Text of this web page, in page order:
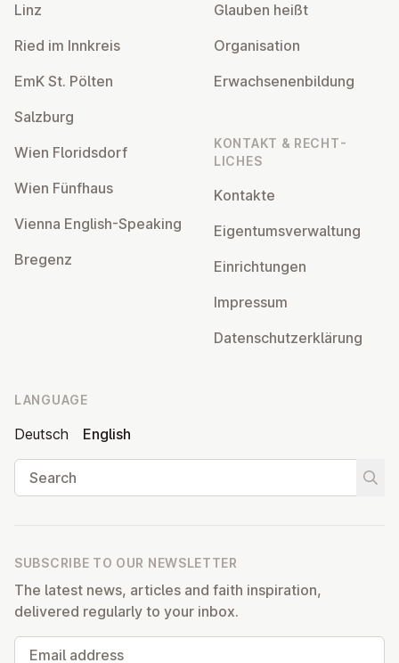
Linz
Ried im Innkreis
EmK St. Pölten
Salzburg
Wien Flor­idsdorf
Wien Fünfhaus
Vienna English-Speaking
Bregenz
Glauben heißt
Or­gan­isa­tion
Er­wach­sen­en­bildung
KONTAKT & RECHT­
LICHES
Kontakte
Ei­gentums­ver­wal­tung
Ein­rich­tun­gen
Impressum
Datens­chutzerklärung
LANGUAGE
Deutsch
English
Search
SUBSCRIBE TO OUR NEWSLETTER
The latest news, articles and faith inspiration,
delivered regularly to your inbox.
Email address